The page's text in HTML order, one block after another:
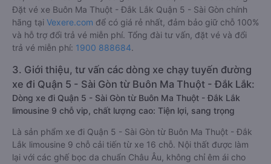
Đặt vé xe Buôn Ma Thuột - Đắk Lắk Quận 5 - Sài Gòn chính
hãng tại Vexere.com để có giá rẻ nhất, đảm bảo giữ chỗ 100%
và hỗ trợ đổi trả vé miễn phí. Tổng đài tư vấn, đặt vé và đổi
trả vé miễn phí: 1900 888684.
3. Giới thiệu, tư vấn các dòng xe chạy tuyến đường
xe đi Quận 5 - Sài Gòn từ Buôn Ma Thuột - Đắk Lắk:
Dòng xe đi Quận 5 - Sài Gòn từ Buôn Ma Thuột - Đắk Lắk
limousine 9 chỗ vip, chất lượng cao: Tiện lợi, sang trọng
Là sản phẩm xe đi Quận 5 - Sài Gòn từ Buôn Ma Thuột - Đắk
Lắk limousine 9 chỗ cải tiến từ xe 16 chỗ. Nội thất được làm
lại với các ghế bọc da chuẩn Châu Âu, không chỉ êm ái cho